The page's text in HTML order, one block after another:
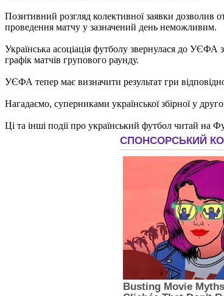
Позитивний розгляд колективної заявки дозволив
проведення матчу у зазначений день неможливим.
Українська асоціація футболу звернулася до УЄФА
графік матчів групового раунду.
УЄФА тепер має визначити результат гри
Нагадаємо, суперниками української збірної у
Ці та інші події про український футбол читай на